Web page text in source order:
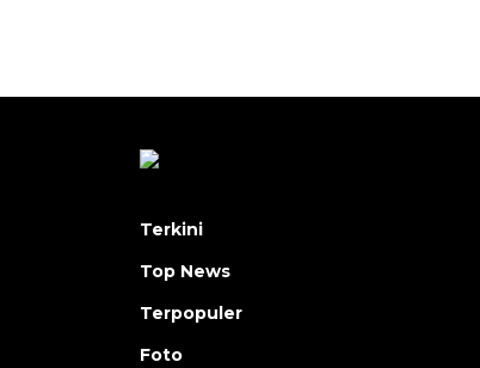
Terkini
Top News
Terpopuler
Foto